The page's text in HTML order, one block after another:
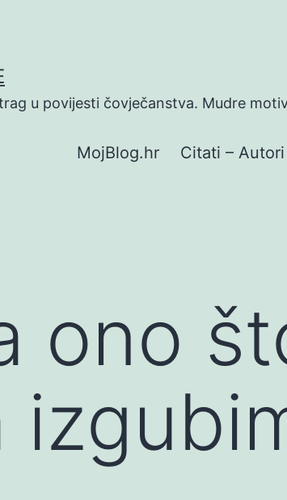
u povijesti čovječanstva. Mudre
MojBlog.hr Citati – Autori
ono